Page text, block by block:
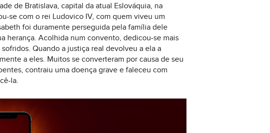
de Bratislava, capital da atual Eslováquia, na
se com o rei Ludovico IV, com quem viveu um
foi duramente perseguida pela família dele
herança. Acolhida num convento, dedicou-se mais
Quando a justiça real devolveu a ela a
a eles. Muitos se converteram por causa de seu
contraiu uma doença grave e faleceu com
la.